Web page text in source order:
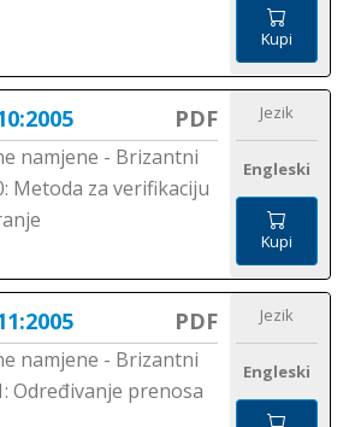
Kupi
PDF
namjene - Brizantni
Metoda za verifikaciju
Jezik
Engleski
Kupi
PDF
namjene - Brizantni
Određivanje prenosa
Jezik
Engleski